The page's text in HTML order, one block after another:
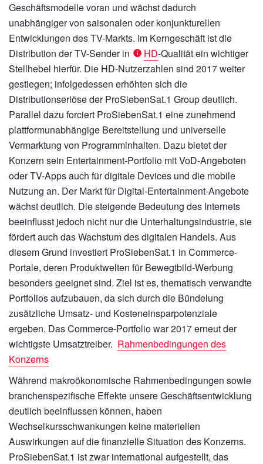
Geschäftsmodelle voran und wächst dadurch
unabhängiger von saisonalen oder konjunkturellen
Entwicklungen des TV-Markts. Im Kerngeschäft ist die
Distribution der TV-Sender in
HD-Qualität ein wichtiger
Stellhebel hierfür. Die HD-Nutzerzahlen sind 2017 weiter
gestiegen; infolgedessen erhöhten sich die
Distributionserlöse der ProSiebenSat.1 Group deutlich.
Parallel dazu forciert ProSiebenSat.1 eine zunehmend
plattformunabhängige Bereitstellung und universelle
Vermarktung von Programminhalten. Dazu bietet der
Konzern sein Entertainment-Portfolio mit VoD-Angeboten
oder TV-Apps auch für digitale Devices und die mobile
Nutzung an. Der Markt für Digital-Entertainment-Angebote
wächst deutlich. Die steigende Bedeutung des Internets
beeinflusst jedoch nicht nur die Unterhaltungsindustrie, sie
fördert auch das Wachstum des digitalen Handels. Aus
diesem Grund investiert ProSiebenSat.1 in Commerce-
Portale, deren Produktwelten für Bewegtbild-Werbung
besonders geeignet sind. Ziel ist es, thematisch verwandte
Portfolios aufzubauen, da sich durch die Bündelung
zusätzliche Umsatz- und Kosteneinsparpotenziale
ergeben. Das Commerce-Portfolio war 2017 erneut der
wichtigste Umsatztreiber. Rahmenbedingungen des
Konzerns
Während makroökonomische Rahmenbedingungen sowie
branchenspezifische Effekte unsere Geschäftsentwicklung
deutlich beeinflussen können, haben
Wechselkursschwankungen keine materiellen
Auswirkungen auf die finanzielle Situation des Konzerns.
ProSiebenSat.1 ist zwar international aufgestellt, das